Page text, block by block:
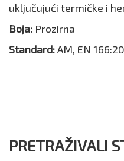
uključujući termičke i
Boja: Prozirna
Standard:AM, EN
PRETRAŽIVALI